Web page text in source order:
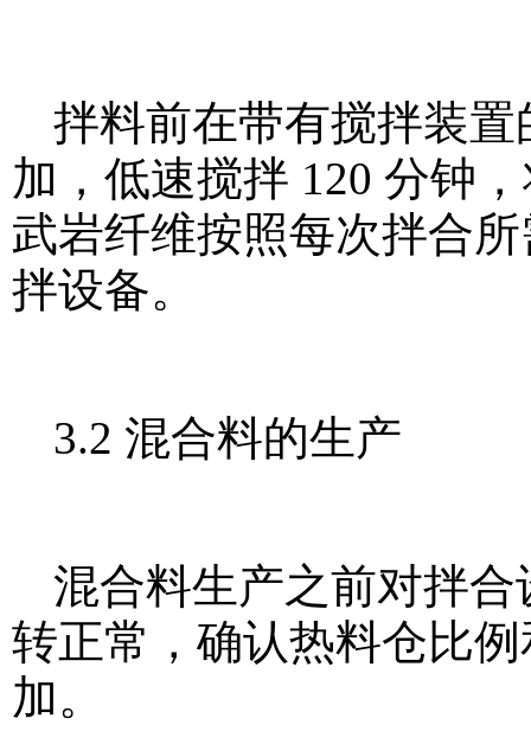
拌料前在带有搅拌装
加，低速搅拌 120 分钟
武岩纤维按照每次拌合
拌设备。
3.2 混合料的生产
混合料生产之前对拌
转正常，确认热料仓比
加。